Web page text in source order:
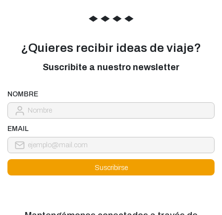
◆ ◆ ◆ ◆
¿Quieres recibir ideas de viaje?
Suscribite a nuestro newsletter
NOMBRE
EMAIL